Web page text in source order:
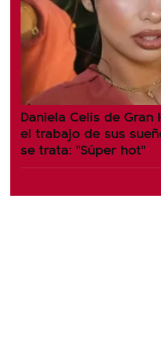
Daniela Celis de
el trabajo de sus
se trata: "Súper hot"